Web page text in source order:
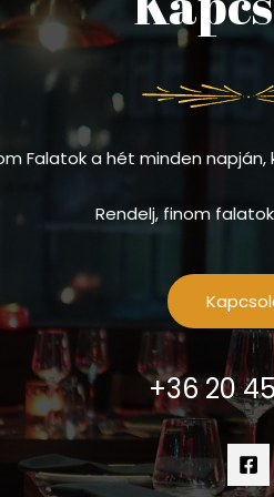
Falatok a hét minden
Rendelj, finom
+36 20